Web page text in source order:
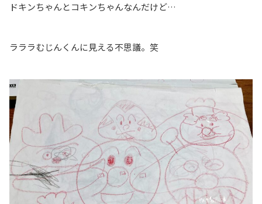
ドキンちゃんとコキンちゃんなんだけど…
ラララむじんくんに見える不思議。笑